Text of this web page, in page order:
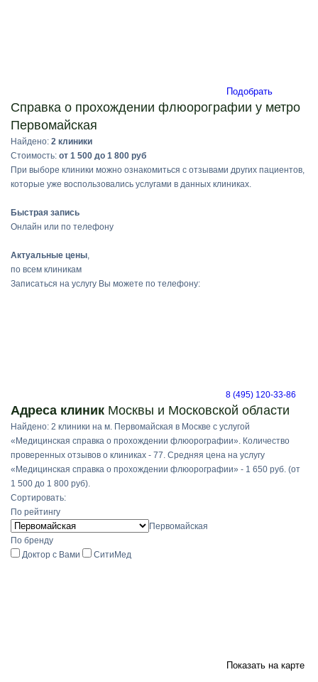
Подобрать
Справка о прохождении флюорографии у метро
Первомайская
Найдено: 2 клиники
Стоимость: от 1 500 до 1 800 руб
При выборе клиники можно ознакомиться с отзывами других пациентов,
которые уже воспользовались услугами в данных клиниках.
Быстрая запись
Онлайн или по телефону
Актуальные цены,
по всем клиникам
Записаться на услугу Вы можете по телефону:
8 (495) 120-33-86
Адреса клиник Москвы и Московской области
Найдено: 2 клиники на м. Первомайская в Москве с услугой
«Медицинская справка о прохождении флюорографии». Количество
проверенных отзывов о клиниках - 77. Средняя цена на услугу
«Медицинская справка о прохождении флюорографии» - 1 650 руб. (от
1 500 до 1 800 руб).
Сортировать:
По рейтингу
Первомайская
По бренду
Доктор с Вами
СитиМед
Показать на карте